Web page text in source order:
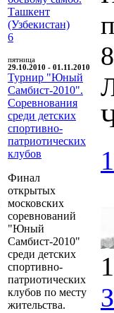
Ташкент
(Узбекистан)
6
пятница
29.10.2010 - 01.11.2010
Турнир "Юный
Самбист-2010".
Соревнования
среди детских
спортивно-
патриотических
клубов
Финал
открытых
московских
соревнований
"Юный
Самбист-2010"
среди детских
спортивно-
патриотических
клубов по месту
жительства.
1